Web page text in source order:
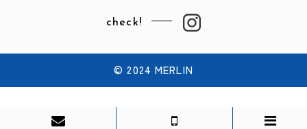
check!
© 2024 MERLIN